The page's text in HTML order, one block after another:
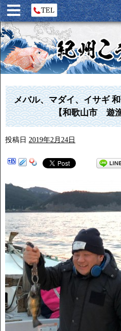
メバル、マダイ、イサギ
【和歌山市 遊
投稿日 2019年2月24日